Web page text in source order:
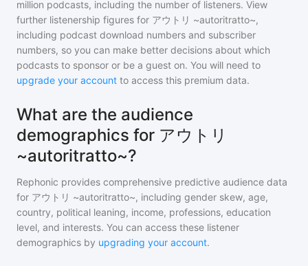
million podcasts, including the number of listeners. View
further listenership figures for アウトリ ~autoritratto~,
including podcast download numbers and subscriber
numbers, so you can make better decisions about which
podcasts to sponsor or be a guest on. You will need to
upgrade your account to access this premium data.
What are the audience
demographics for アウトリ
~autoritratto~?
Rephonic provides comprehensive predictive audience data
for アウトリ ~autoritratto~, including gender skew, age,
country, political leaning, income, professions, education
level, and interests. You can access these listener
demographics by upgrading your account.